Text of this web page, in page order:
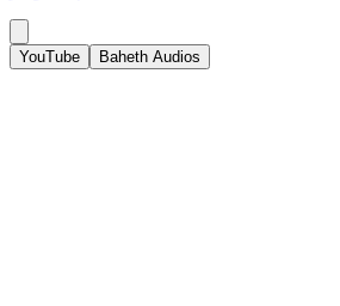
YouTube Baheth Audios